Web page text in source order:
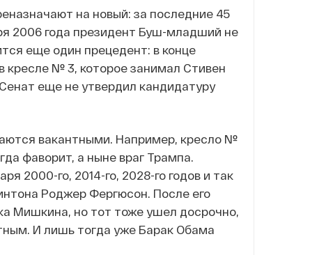
на новый: за последние 45
2006 года президент Буш-младший не
еще один прецедент: в конце
кресле № 3, которое занимал Стивен
еще не утвердил кандидатуру
вакантными. Например, кресло №
фаворит, а ныне враг Трампа.
2000-го, 2014-го, 2028-го годов и так
Роджер Фергюсон. После его
Мишкина, но тот тоже ушел досрочно,
И лишь тогда уже Барак Обама